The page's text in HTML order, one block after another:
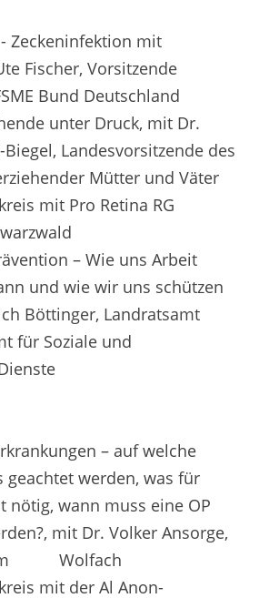
mit
Fischer, Vorsitzende
Bund Deutschland
unter Druck, mit Dr.
Landesvorsitzende des
Mütter und Väter
mit Pro Retina RG
– Wie uns Arbeit
und wie wir uns schützen
Böttinger, Landratsamt
für Soziale und
– auf welche
geachtet werden, was für
nötig, wann muss eine OP
mit Dr. Volker Ansorge,
Wolfach
mit der Al Anon-